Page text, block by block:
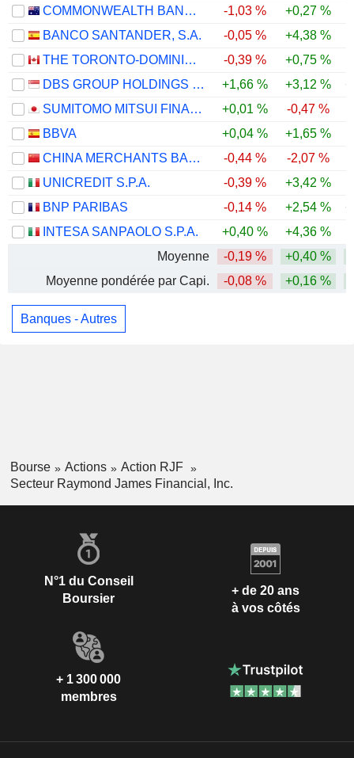
COMMONWEALTH BANK OF AUSTRALIA
-1,03 % +0,27 %
BANCO SANTANDER, S.A.
-0,05 % +4,38 %
THE TORONTO-DOMINION BANK
-0,39 % +0,75 %
DBS GROUP HOLDINGS LTD
+1,66 % +3,12 %
SUMITOMO MITSUI FINANCIAL GROUP, INC.
+0,01 % -0,47 %
BBVA
+0,04 % +1,65 %
CHINA MERCHANTS BANK CO., LTD.
-0,44 % -2,07 %
UNICREDIT S.P.A.
-0,39 % +3,42 %
BNP PARIBAS
-0,14 % +2,54 %
INTESA SANPAOLO S.P.A.
+0,40 % +4,36 %
Moyenne
-0,19 % +0,40 %
Moyenne pondérée par Capi.
-0,08 % +0,16 %
Banques - Autres
Bourse Actions
Action RJF
Secteur Raymond James Financial, Inc.
N°1 du Conseil
Boursier
+ de 20 ans
à vos côtés
+ 1 300 000
membres